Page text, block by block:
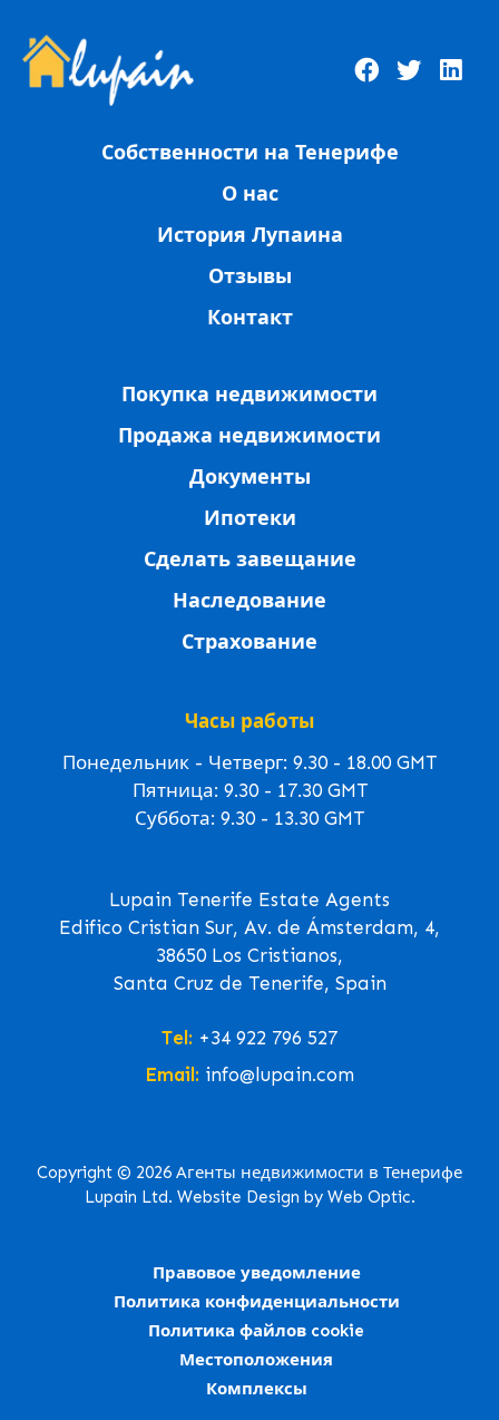
Собственности на Тенерифе
О нас
История Лупаина
Отзывы
Контакт
Покупка недвижимости
Продажа недвижимости
Документы
Ипотеки
Сделать завещание
Наследование
Страхование
Часы работы
Понедельник - Четверг: 9.30 - 18.00 GMT
Пятница: 9.30 - 17.30 GMT
Суббота: 9.30 - 13.30 GMT
Lupain Tenerife Estate Agents
Edifico Cristian Sur, Av. de Ámsterdam, 4,
38650 Los Cristianos,
Santa Cruz de Tenerife, Spain
Tel: +34 922 796 527
Email: info@lupain.com
Copyright © 2026 Агенты недвижимости в Тенерифе
Lupain Ltd. Website Design by Web Optic.
Правовое уведомление
Политика конфиденциальности
Политика файлов cookie
Местоположения
Комплексы